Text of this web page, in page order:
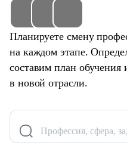
Планируете смену
на каждом этапе.
составим план обучения
в новой отрасли.
Профессия, сфера,